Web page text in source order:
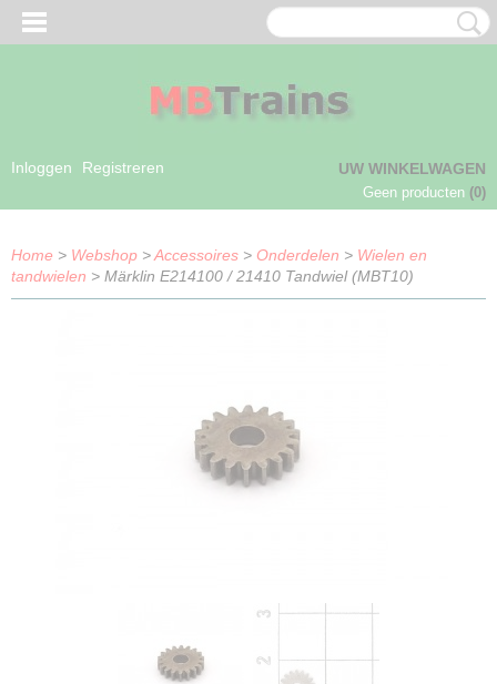
Inloggen Registreren UW WINKELWAGEN
Geen producten (0)
Home > Webshop >Accessoires > Onderdelen > Wielen en
tandwielen > Märklin E214100 / 21410 Tandwiel (MBT10)